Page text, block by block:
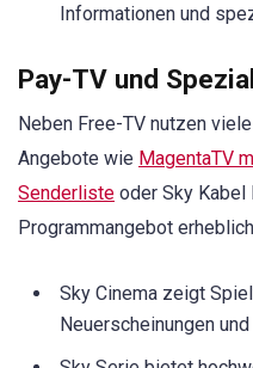
Informationen und
Pay-TV und
Neben Free-TV nutzen
Angebote wie MagentaTV
Senderliste oder Sky Kabel
Programmangebot
Sky Cinema zeigt
Neuerscheinungen